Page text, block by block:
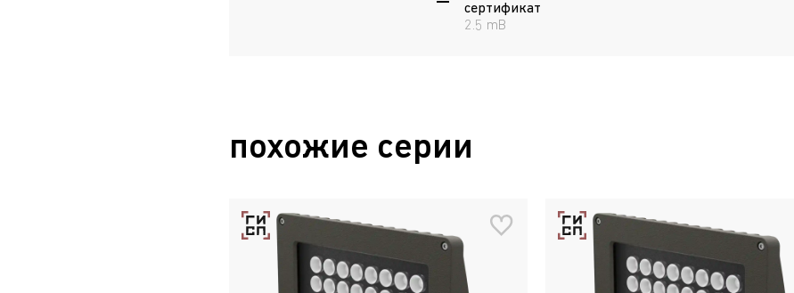
сертификат
2.5 mB
похожие серии